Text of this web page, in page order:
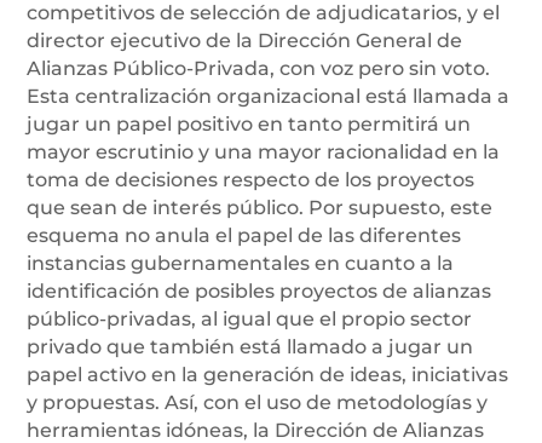
competitivos de selección de adjudicatarios, y el
director ejecutivo de la Dirección General de
Alianzas Público-Privada, con voz pero sin voto.
Esta centralización organizacional está llamada a
jugar un papel positivo en tanto permitirá un
mayor escrutinio y una mayor racionalidad en la
toma de decisiones respecto de los proyectos
que sean de interés público. Por supuesto, este
esquema no anula el papel de las diferentes
instancias gubernamentales en cuanto a la
identificación de posibles proyectos de alianzas
público-privadas, al igual que el propio sector
privado que también está llamado a jugar un
papel activo en la generación de ideas, iniciativas
y propuestas. Así, con el uso de metodologías y
herramientas idóneas, la Dirección de Alianzas